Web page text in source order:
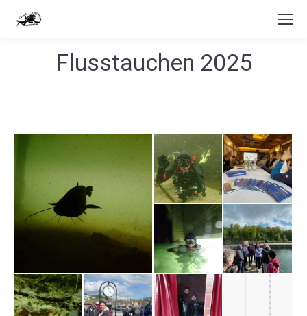
Flusstauchen 2025